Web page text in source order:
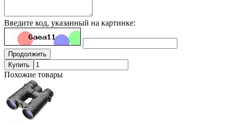
Введите код, указанный на картинке:
Продолжить
Купить
Похожие товары